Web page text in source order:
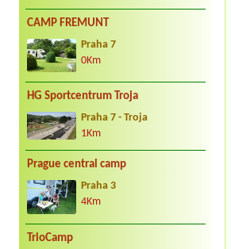
CAMP FREMUNT
Praha 7
0Km
HG Sportcentrum Troja
Praha 7 - Troja
1Km
Prague central camp
Praha 3
4Km
TrioCamp